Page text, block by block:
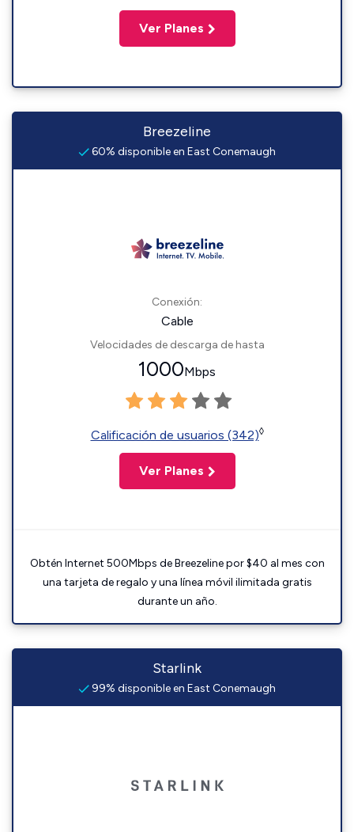
Ver Planes
Breezeline
60% disponible en East Conemaugh
Conexión:
Cable
Velocidades de descarga de hasta
1000Mbps
Calificación de usuarios (342)◊
Ver Planes
Obtén Internet 500Mbps de Breezeline por $40 al mes con
una tarjeta de regalo y una línea móvil ilimitada gratis
durante un año.
Starlink
99% disponible en East Conemaugh